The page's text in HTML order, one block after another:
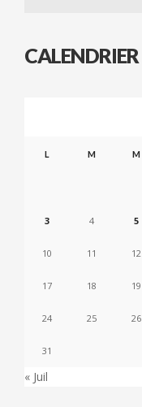
CALENDRIER
L M M
3 4 5
10 11 12
17 18 19
24 25 26
31
« Juil